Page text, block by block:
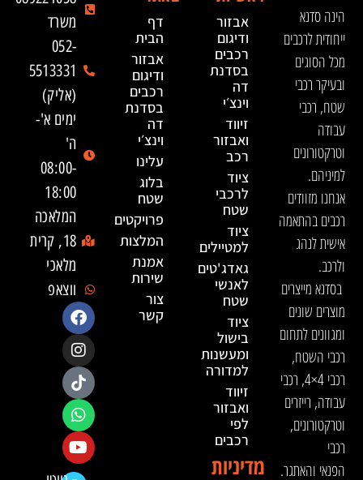
הינה סדנא
ייחודית לרכבים
מכל הסוגים
ובעיקר רכבי
שטח, רכבי
עבודה
וטרקטורונים
למיניהם.
אנחנו מזוודים
רכבים בהתאמה
אישית לנהג
ולרכב.
בסדנא מייצרים
מוצרים שונים
ומגוונים לתחום
רכבי השטח,
רכבי 4×4, רכבי
עבודה, רייזרים
וטרקטורונים,
רכבי
הפנאי והאתגר.
אבזור
ודיגום
רכבים
בסדנת
דה
וינצ׳י
זיווד
ואבזור
רכב
ציוד
לרכבי
שטח
ציוד
למטיילים
גאדג'טים
לאנשי
שטח
ציוד
בישול
ומעשנות
למדורה
זיווד
ואבזור
לפי
רכבים
מדיניות
דף
הבית
אבזור
ודיגום
רכבים
בסדנת
דה
וינצ׳י
עלינו
בלוג
שטח
פרויקטים
המלצות
אמנת
שירות
צור
קשר
משרד
052-
5513331
(אליק)
ימים א'-
ה'
08:00-
18:00
המלאכה
18, קרית
מלאכי
ווצאפ